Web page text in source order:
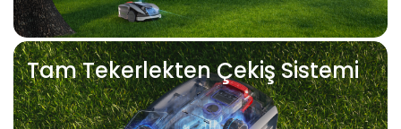
Tam Tekerlekten Çekiş Sistemi